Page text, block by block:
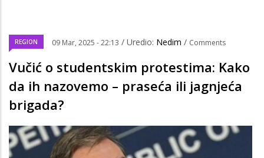
REGION 09 Mar, 2025 - 22:13 / Uredio: Nedim / Comments
Vučić o studentskim protestima: Kako
da ih nazovemo – praseća ili jagnjeća
brigada?